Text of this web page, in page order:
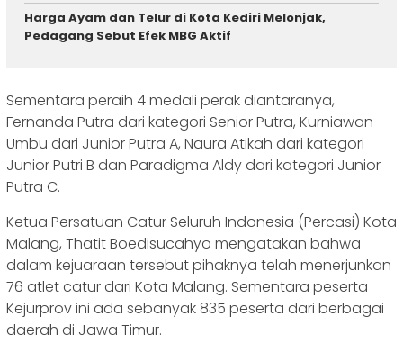
Harga Ayam dan Telur di Kota Kediri Melonjak,
Pedagang Sebut Efek MBG Aktif
Sementara peraih 4 medali perak diantaranya,
Fernanda Putra dari kategori Senior Putra, Kurniawan
Umbu dari Junior Putra A, Naura Atikah dari kategori
Junior Putri B dan Paradigma Aldy dari kategori Junior
Putra C.
Ketua Persatuan Catur Seluruh Indonesia (Percasi) Kota
Malang, Thatit Boedisucahyo mengatakan bahwa
dalam kejuaraan tersebut pihaknya telah menerjunkan
76 atlet catur dari Kota Malang. Sementara peserta
Kejurprov ini ada sebanyak 835 peserta dari berbagai
daerah di Jawa Timur.